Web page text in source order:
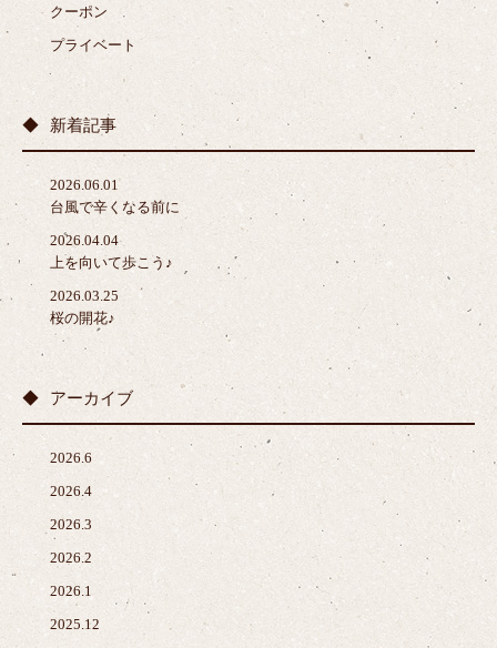
クーポン
プライベート
新着記事
2026.06.01
台風で辛くなる前に
2026.04.04
上を向いて歩こう♪
2026.03.25
桜の開花♪
アーカイブ
2026.6
2026.4
2026.3
2026.2
2026.1
2025.12